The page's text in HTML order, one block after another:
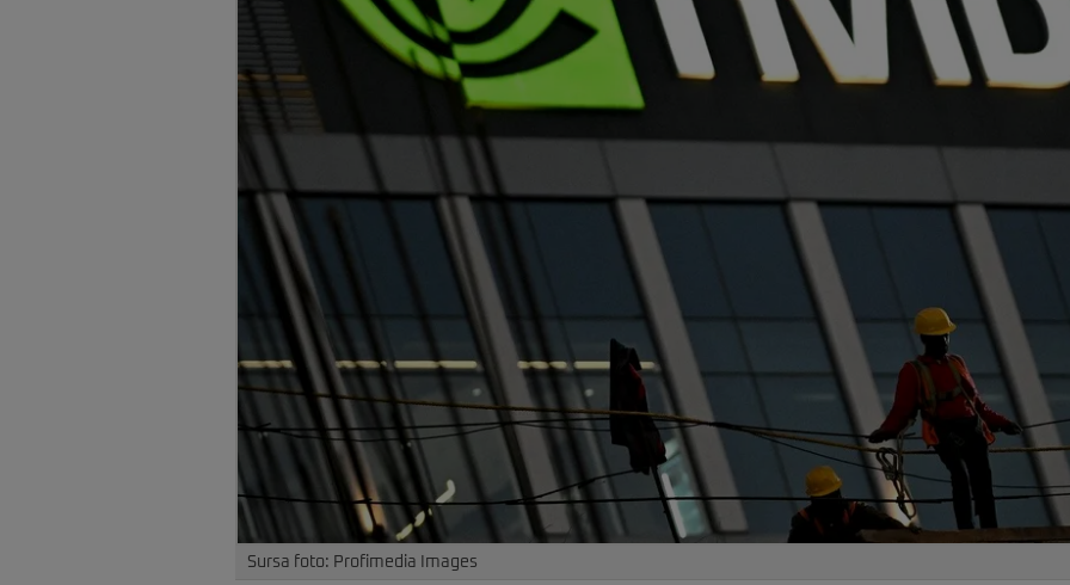
Sursa foto: Profimedia Images